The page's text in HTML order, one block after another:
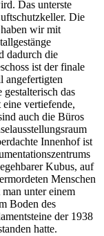
Das unterste
Die
wir mit
dadurch die
ist der finale
angefertigten
das
vertiefende,
auch die Büros
Innenhof ist
Kubus, auf
Menschen
unter einem
Boden des
der 1938
hatte.